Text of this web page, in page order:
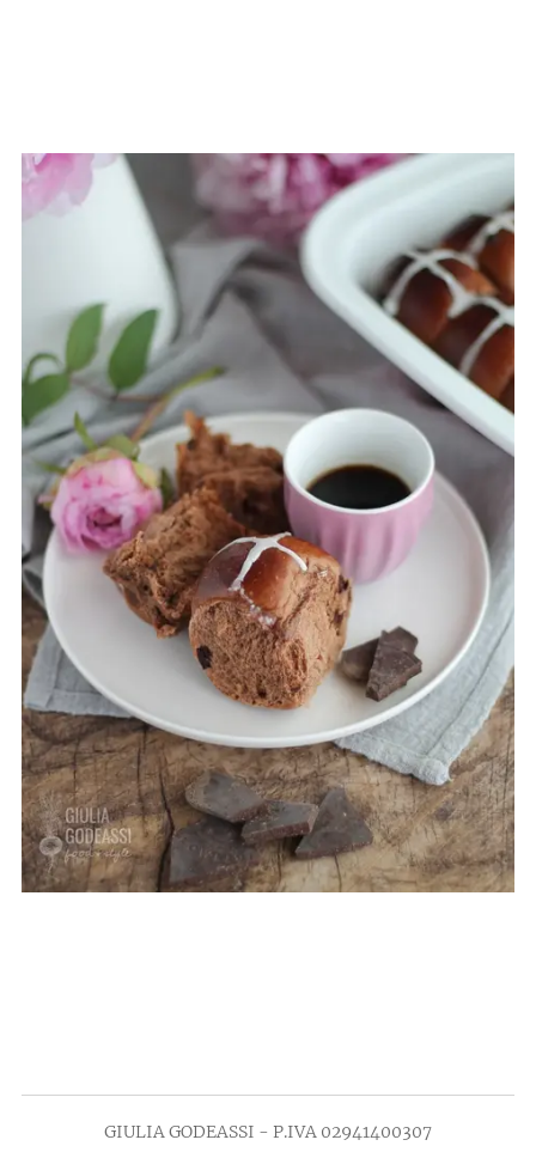
GIULIA GODEASSI - P.IVA 02941400307